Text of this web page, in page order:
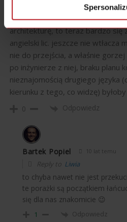
porażki w sukcesy. Na razie
choć z poczatku żałowałam, że
architekturę, to teraz bardzo się
angielski lic. jeszcze nie wtłacza
nie do przejścia, a właśnie
po inżynierze z niej, braku planu
nieznajomością drugiego języka
kierunku z tego, co widzę)
0 Odpowiedz
Bartek Popiel 10 lat temu
Reply to Liwia
to chyba nawet nie jest
te porażki są początkiem
się dla nas znakomicie 😉
1 Odpowiedz